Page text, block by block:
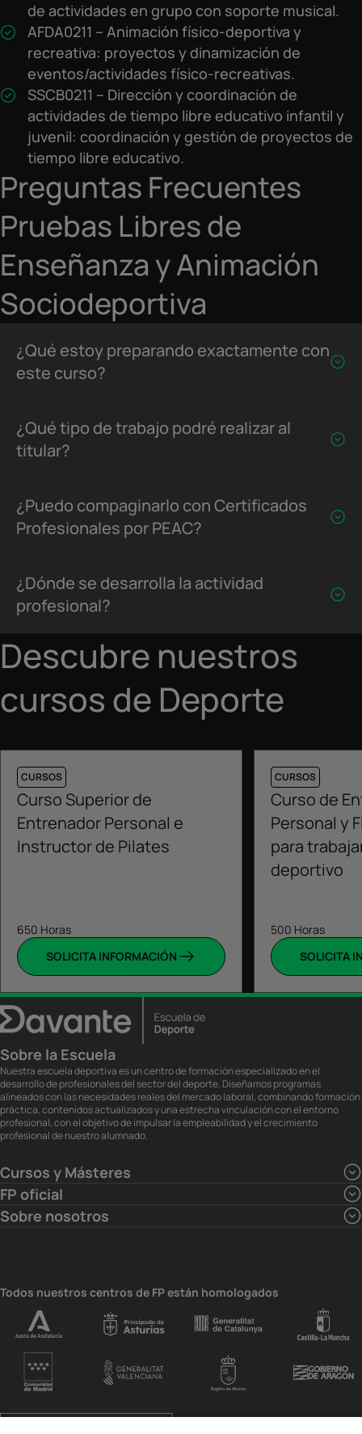
de actividades en grupo con soporte musical.
AFDA0211 – Animación físico-deportiva y
recreativa: proyectos y dinamización de
eventos/actividades físico-recreativas.
SSCB0211 – Dirección y coordinación de
actividades de tiempo libre educativo infantil y
juvenil: coordinación y gestión de proyectos de
tiempo libre educativo.
Preguntas Frecuentes
Pruebas Libres de
Enseñanza y Animación
Sociodeportiva
¿Qué estoy preparando exactamente con
este curso?
¿Qué tipo de trabajo podré realizar al
titular?
¿Puedo compaginarlo con Certificados
Profesionales por PEAC?
¿Dónde se desarrolla la actividad
profesional?
Descubre nuestros
cursos de Deporte
CURSOS
Curso Superior de
Entrenador Personal e
Instructor de Pilates
650 Horas
SOLICITA INFORMACIÓN
CURSOS
Curso de
Personal y
para
deportivo
500 Horas
SOLICITA
Sobre la Escuela
Nuestra escuela deportiva es un centro de formación especializado en el
desarrollo de profesionales del sector del deporte. Diseñamos programas
alineados con las necesidades reales del mercado laboral, combinando formación
práctica, contenidos actualizados y una estrecha vinculación con el entorno
profesional, con el objetivo de impulsar la empleabilidad y el crecimiento
profesional de nuestro alumnado.
Cursos y Másteres
FP oficial
Sobre nosotros
Todos nuestros centros de FP están homologados